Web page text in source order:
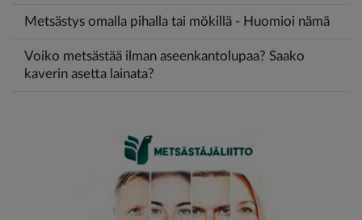
Metsästys omalla pihalla tai mökillä - Huomioi nämä
Voiko metsästää ilman aseenkantolupaa? Saako
kaverin asetta lainata?